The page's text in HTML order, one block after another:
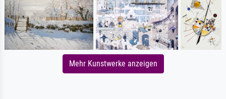
Mehr Kunstwerke anzeigen